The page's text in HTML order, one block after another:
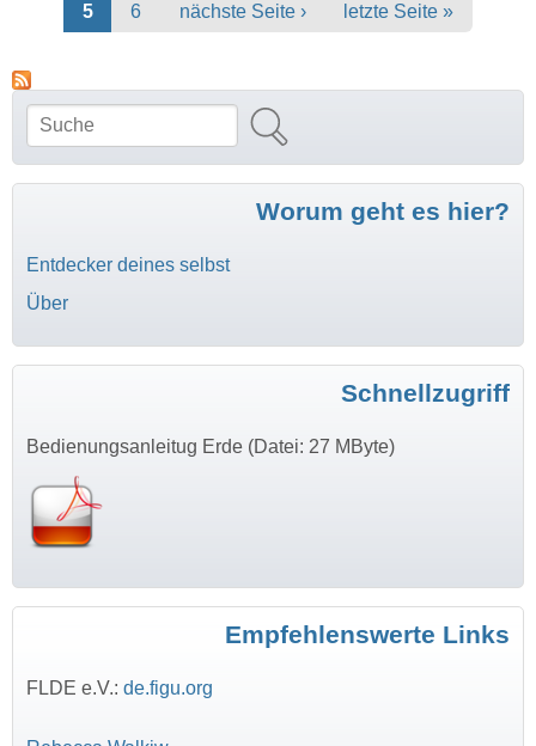
5
6 nächste Seite › letzte Seite »
Suchformular
Suche
Worum geht es hier?
Entdecker deines selbst
Über
Schnellzugriff
Bedienungsanleitug Erde (Datei: 27 MByte)
Empfehlenswerte Links
FLDE e.V.: de.figu.org